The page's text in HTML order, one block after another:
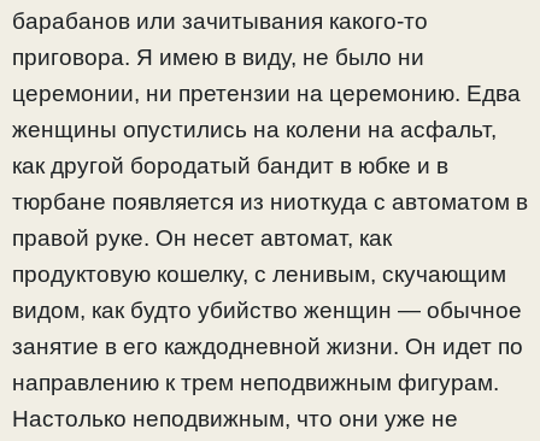
барабанов или зачитывания какого-то
приговора. Я имею в виду, не было ни
церемонии, ни претензии на церемонию. Едва
женщины опустились на колени на асфальт,
как другой бородатый бандит в юбке и в
тюрбане появляется из ниоткуда с автоматом в
правой руке. Он несет автомат, как
продуктовую кошелку, с ленивым, скучающим
видом, как будто убийство женщин — обычное
занятие в его каждодневной жизни. Он идет по
направлению к трем неподвижным фигурам.
Настолько неподвижным, что они уже не